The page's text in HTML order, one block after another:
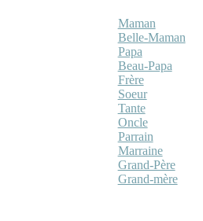
Maman
Belle-Maman
Papa
Beau-Papa
Frère
Soeur
Tante
Oncle
Parrain
Marraine
Grand-Père
Grand-mère